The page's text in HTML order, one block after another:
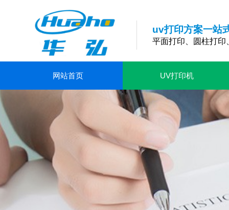
uv打印方案一站
平面打印、圆柱打印
网站首页 UV打印机